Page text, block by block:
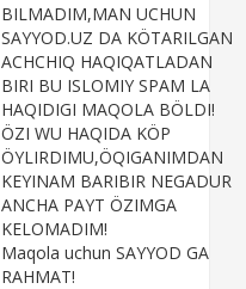
BILMADIM,MAN UCHUN
SAYYOD.UZ DA KÖTARILGAN
ACHCHIQ HAQIQATLADAN
BIRI BU ISLOMIY SPAM LA
HAQIDIGI MAQOLA BÖLDI!
ÖZI WU HAQIDA KÖP
ÖYLIRDIMU,ÖQIGANIMDAN
KEYINAM BARIBIR NEGADUR
ANCHA PAYT ÖZIMGA
KELOMADIM!
Maqola uchun SAYYOD GA
RAHMAT!